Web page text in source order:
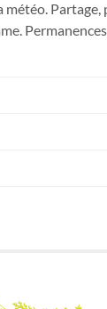
Partage,